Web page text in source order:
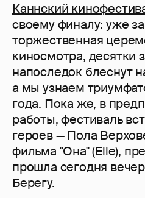
Каннский
своему финалу: уже
торжественная
киносмотра, десятки
напоследок блеснут
а мы узнаем
года. Пока же, в
работы, фестиваль
героев — Пола
фильма "Она" (Elle),
прошла сегодня
Берегу.